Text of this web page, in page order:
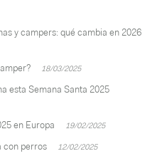
y campers: qué cambia en 2026
18/03/2025
esta Semana Santa 2025
en Europa 19/02/2025
con perros 12/02/2025